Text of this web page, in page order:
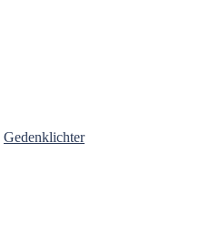
Gedenklichter